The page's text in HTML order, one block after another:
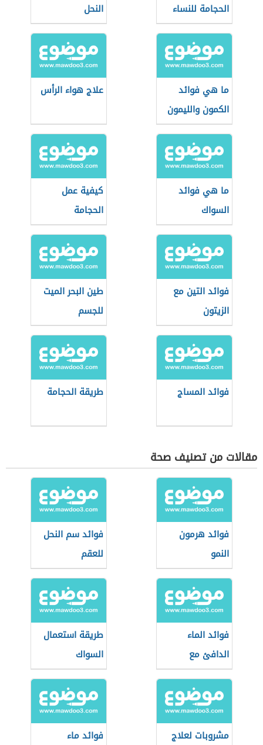
الحجامة للنساء
النحل
ما هي فوائد
الكمون والليمون
علاج هواء الرأس
ما هي فوائد
السواك
كيفية عمل
الحجامة
فوائد التين مع
الزيتون
طين البحر الميت
للجسم
فوائد المساج طريقة الحجامة
مقالات من تصنيف صحة
فوائد هرمون
النمو
فوائد سم النحل
للعقم
فوائد الماء
الدافئ مع
الليمون
طريقة استعمال
السواك
مشروبات لعلاج
فوائد ماء